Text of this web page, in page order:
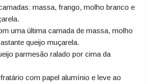
massa, frango, molho branco e
uma última camada de massa, molho
queijo muçarela.
parmesão ralado por cima da
com papel alumínio e leve ao